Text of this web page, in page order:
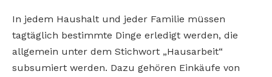
In jedem Haushalt und jeder Familie müssen
tagtäglich bestimmte Dinge erledigt werden, die
allgemein unter dem Stichwort „Hausarbeit“
subsumiert werden. Dazu gehören Einkäufe von